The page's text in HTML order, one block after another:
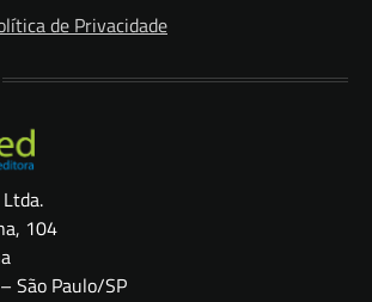
de Privacidade
104
São Paulo/SP